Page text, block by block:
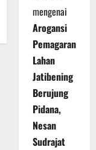
mengenai
Arogansi
Pemagaran
Lahan
Jatibening
Berujung
Pidana,
Nesan
Sudrajat